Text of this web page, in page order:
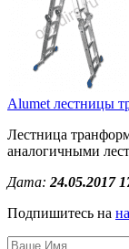
Alumet лестницы
Лестница
аналогичными
Дата: 24.05.2017
Подпишитесь на